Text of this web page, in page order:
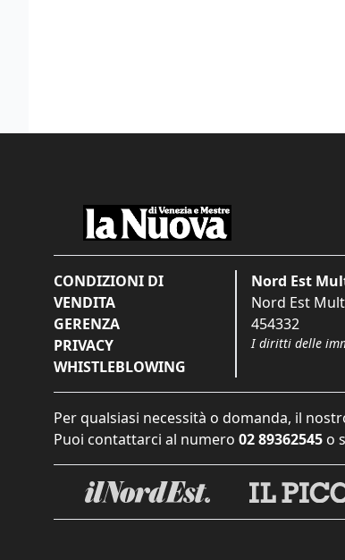
CONDIZIONI DI
VENDITA
GERENZA
PRIVACY
WHISTLEBLOWING
Nord Est
Nord Est
454332
I diritti delle
Per qualsiasi necessità o domanda, il
Puoi contattarci al numero 02 89362545 o